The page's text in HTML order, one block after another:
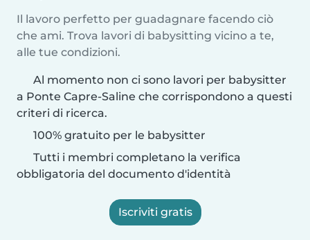
Il lavoro perfetto per guadagnare facendo ciò
che ami. Trova lavori di babysitting vicino a te,
alle tue condizioni.
Al momento non ci sono lavori per babysitter
a Ponte Capre-Saline che corrispondono a questi
criteri di ricerca.
100% gratuito per le babysitter
Tutti i membri completano la verifica
obbligatoria del documento d'identità
Iscriviti gratis